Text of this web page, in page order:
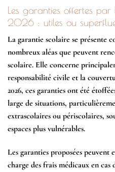
Les garanties offertes par
2026 : utiles ou
La garantie scolaire se présente
nombreux aléas que peuvent
scolaire. Elle concerne
responsabilité civile et la
2026, ces garanties ont été
large de situations,
extrascolaires ou périscolaires,
espaces plus vulnérables.
Les garanties proposées
charge des frais médicaux en cas